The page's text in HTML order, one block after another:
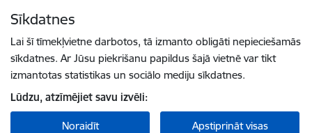
Sīkdatnes
Lai šī tīmekļvietne darbotos, tā izmanto obligāti nepieciešamās
sīkdatnes. Ar Jūsu piekrišanu papildus šajā vietnē var tikt
izmantotas statistikas un sociālo mediju sīkdatnes.
Lūdzu, atzīmējiet savu izvēli:
Noraidīt Apstiprināt visas